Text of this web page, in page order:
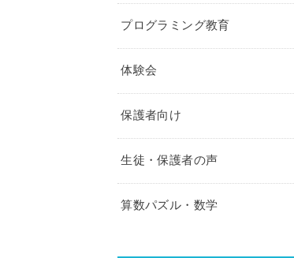
プログラミング教育
体験会
保護者向け
生徒・保護者の声
算数パズル・数学